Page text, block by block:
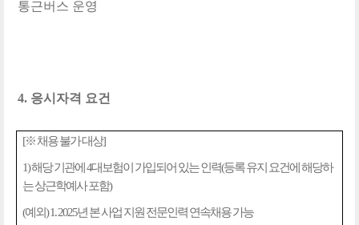
통근버스 운영
4. 응시자격 요건
[※채용 불가 대상]
1)해당 기관에 4대보험이 가입되어 있는 인력(등록 유지 요건에 해당하
는 상근학예사 포함)
(예외) 1. 2025년 본 사업 지원 전문인력 연속채용 가능